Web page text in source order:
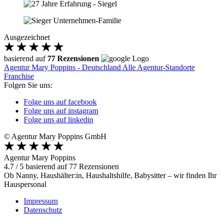
Ausgezeichnet
basierend auf 77 Rezensionen
Agentur Mary Poppins - Deutschland Alle Agentur-Standorte
Franchise
Folgen Sie uns:
Folge uns auf facebook
Folge uns auf instagram
Folge uns auf linkedin
© Agentur Mary Poppins GmbH
Agentur Mary Poppins
4.7 / 5 basierend auf 77 Rezensionen
Ob Nanny, Haushälter:in, Haushaltshilfe, Babysitter – wir finden Ihr
Hauspersonal
Impressum
Datenschutz